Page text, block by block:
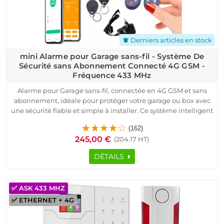
notifications_active Derniers articles en stock
mini Alarme pour Garage sans-fil - Système De
Sécurité sans Abonnement Connecté 4G GSM -
Fréquence 433 MHz
Alarme pour Garage sans-fil, connectée en 4G GSM et sans
abonnement, idéale pour protéger votre garage ou box avec
une sécurité fiable et simple à installer. Ce système intelligent
sur votre téléphone pour une tranquillité maximale. La
centrale HA-VGT, équipée d'une sirène intégrée, est facile à
configurer et compatible avec toutes les box internet.
Ce kit comprend également un détecteur d’ouverture sans-fil
fréquence de 433 MHz, le système offre une transmission
sécurisée et une portée étendue, idéale pour des garages de
toute taille.
Avec une autonomie de 12-24h en cas de coupure de courant,
(162)
245,00 € (204.17 HT)
DÉTAILS
✅ ETHERNET + 4G
✅ ASK 433 MHZ